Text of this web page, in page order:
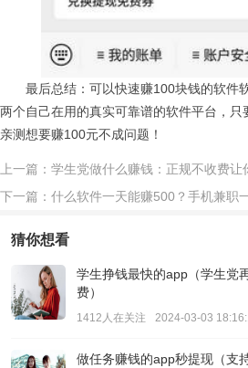
最后总结：可以快速赚100块钱的软件
两个自己在用的真实可靠谱的软件平台，只
亲测想要赚100元不成问题！
上一篇：学生党做什么赚钱：正规不收费让
下一篇：什么软件一天能赚500？手机兼职
猜你想看
学生挣钱最快的app（学生党
费）
1412人在关注 2024-03-03
做任务赚钱的app秒提现（支